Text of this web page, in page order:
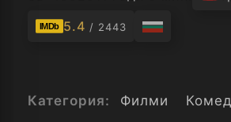
IMDb 5.4 / 2443
Категория: Филми